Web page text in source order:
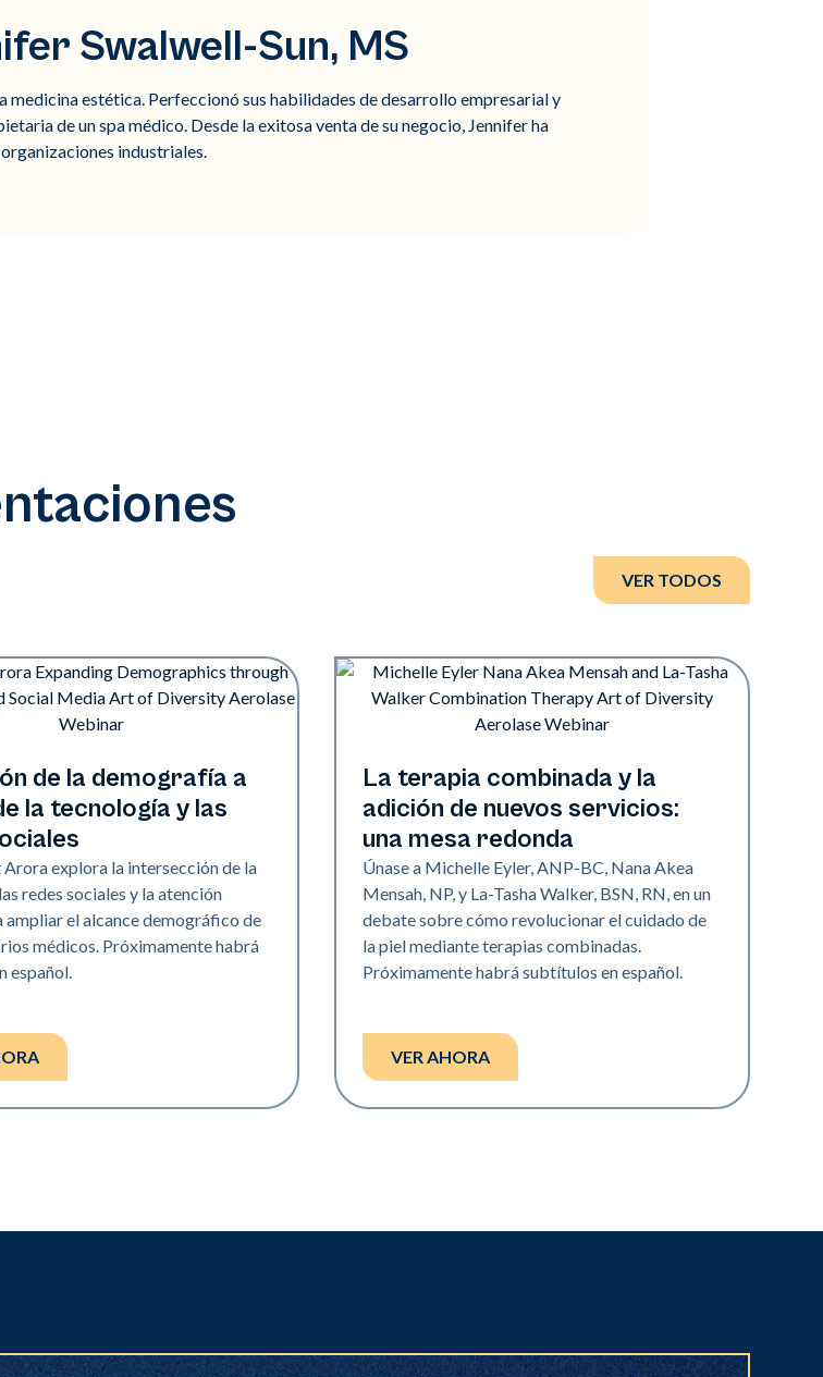
Swalwell-Sun, MS
medicina estética. Perfeccionó sus habilidades de desarrollo empresarial y
de un spa médico. Desde la exitosa venta de su negocio, Jennifer ha
industriales.
VER TODOS
de la demografía a
la tecnología y las
explora la intersección de la
redes sociales y la atención
ampliar el alcance demográfico de
médicos. Próximamente habrá
español.
Art of Diversity
La terapia combinada y la
adición de nuevos servicios:
una mesa redonda
Únase a Michelle Eyler, ANP-BC, Nana Akea
Mensah, NP, y La-Tasha Walker, BSN, RN, en un
debate sobre cómo revolucionar el cuidado de
la piel mediante terapias combinadas.
Próximamente habrá subtítulos en español.
VER AHORA